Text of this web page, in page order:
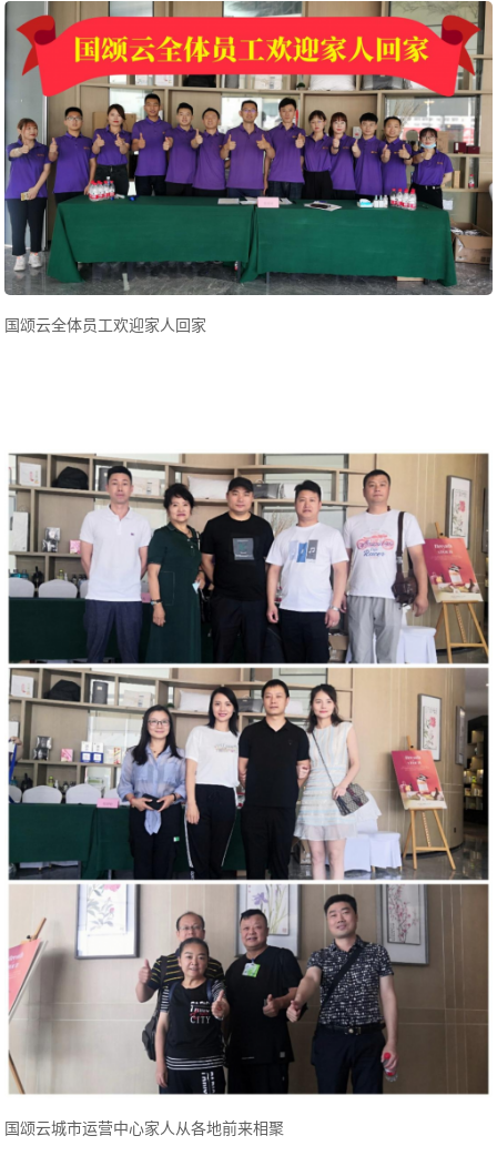
国颂云全体员工欢迎家人回家
国颂云城市运营中心家人从各地前来相聚